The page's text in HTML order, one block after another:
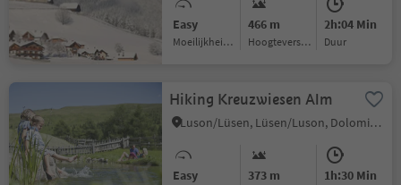
Easy
Moeilijkheidsgraad
466 m
Hoogteverschil
2h:04 Min
Duur
Hiking Kreuzwiesen Alm
Luson/Lüsen, Lüsen/Luson, Dolomites Region Lüsen Villnöss
Easy 373 m 1h:30 Min